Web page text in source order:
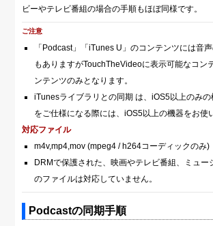
ビーやテレビ番組の場合の手順もほぼ同様です。
ご注意
「Podcast」「iTunes U」のコンテンツには音
もありますがTouchTheVideoに表示可能なコン
ンテンツのみとなります。
iTunesライブラリとの同期 は、iOS5以上のみ
をご仕様になる際には、iOS5以上の機器をお使
対応ファイル
m4v,mp4,mov (mpeg4 / h264コーディックのみ)
DRMで保護された、映画やテレビ番組、ミュー
のファイルは対応していません。
Podcastの同期手順